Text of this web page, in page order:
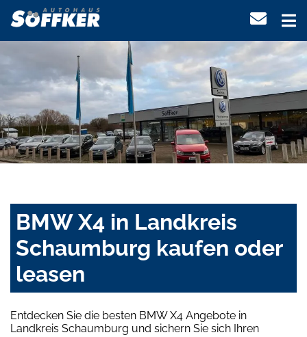
BMW X4 in Landkreis
Schaumburg kaufen oder
leasen
Entdecken Sie die besten BMW X4 Angebote in
Landkreis Schaumburg und sichern Sie sich Ihren